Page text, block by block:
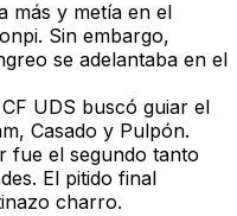
más y metía en el
Sin embargo,
se adelantaba en el
UDS buscó guiar el
Casado y Pulpón.
fue el segundo tanto
El pitido final
charro.